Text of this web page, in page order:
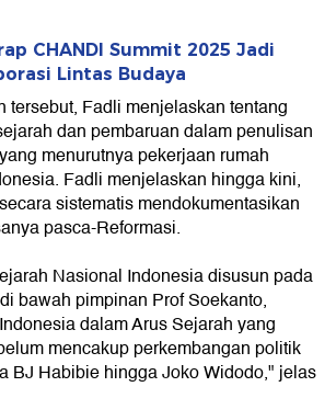
CHANDI Summit 2025 Jadi
Lintas Budaya
tersebut, Fadli menjelaskan tentang
dan pembaruan dalam penulisan
menurutnya pekerjaan rumah
Fadli menjelaskan hingga kini,
sistematis mendokumentasikan
pasca-Reformasi.
Nasional Indonesia disusun pada
bawah pimpinan Prof Soekanto,
dalam Arus Sejarah yang
mencakup perkembangan politik
BJ Habibie hingga Joko Widodo," jelas